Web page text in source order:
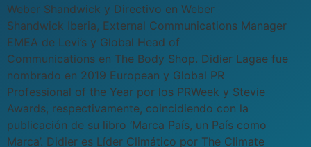
Weber Shandwick y Directivo en Weber
Shandwick Iberia, External Communications Manager
EMEA de Levi’s y Global Head of
Communications en The Body Shop. Didier Lagae fue
nombrado en 2019 European y Global PR
Professional of the Year por los PRWeek y Stevie
Awards, respectivamente, coincidiendo con la
publicación de su libro ‘Marca País, un País como
Marca’. Didier es Líder Climático por The Climate